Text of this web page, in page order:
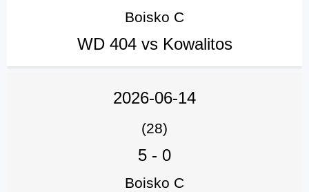
Boisko C
WD 404 vs Kowalitos
2026-06-14
(28)
5 - 0
Boisko C